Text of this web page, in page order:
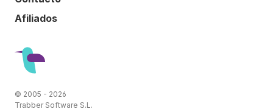
Afiliados
© 2005 - 2026
Trabber Software S.L.